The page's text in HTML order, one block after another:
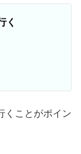
く
くことがポイン